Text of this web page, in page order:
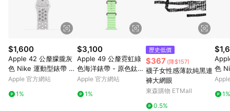
$1,600
Apple 42 公釐朦朧灰
色 Nike 運動型錶帶 -
M/L
Apple 官方網站
1%
$3,100
Apple 49 公釐霓虹綠
色海洋錶帶 - 原色鈦金
屬外觀
Apple 官方網站
1%
歷史低價
$367 (降$157)
襪子女性感薄款純黑連
褲大網眼
東森購物 ETMall
0.5%
色
S/M
1%